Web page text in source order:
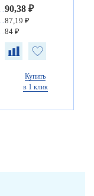
90,38 ₽
87,19 ₽
84 ₽
Купить
в 1 клик